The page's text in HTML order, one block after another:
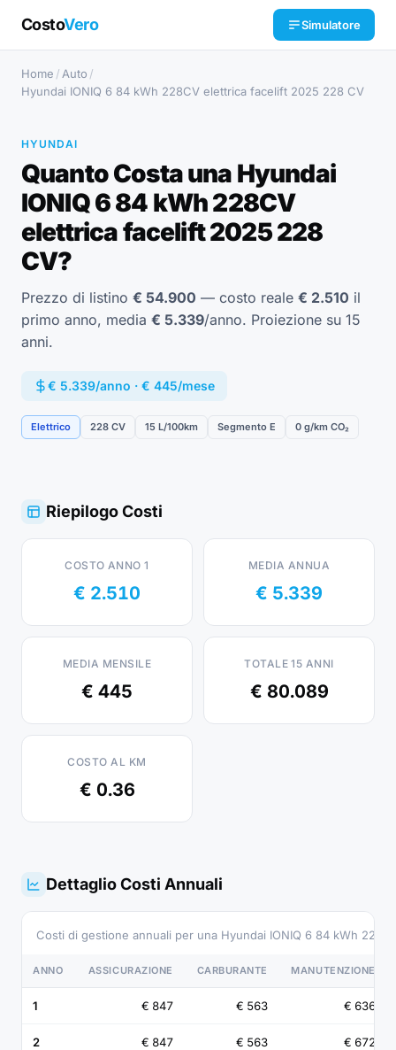
CostoVero Simulatore
Home / Auto /
Hyundai IONIQ 6 84 kWh 228CV elettrica facelift 2025 228 CV
HYUNDAI
Quanto Costa una Hyundai
IONIQ 6 84 kWh 228CV
elettrica facelift 2025 228
CV?
Prezzo di listino € 54.900 — costo reale € 2.510 il
primo anno, media € 5.339/anno. Proiezione su 15
anni.
€ 5.339/anno · € 445/mese
Elettrico 228 CV 15 L/100km Segmento E 0 g/km CO₂
Riepilogo Costi
COSTO ANNO 1
€ 2.510
MEDIA ANNUA
€ 5.339
MEDIA MENSILE
€ 445
TOTALE 15 ANNI
€ 80.089
COSTO AL KM
€ 0.36
Dettaglio Costi Annuali
Costi di gestione annuali per una Hyundai IONIQ 6 84 kWh
ANNO ASSICURAZIONE CARBURANTE MANUTENZIONE
1 € 847 € 563 € 636
2 € 847 € 563 € 672